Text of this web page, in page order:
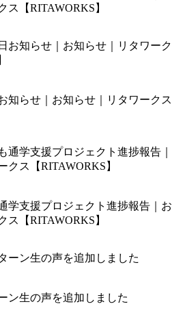
ス【RITAWORKS】
知らせ｜お知らせ｜リタワークス
学支援プロジェクト進捗報告｜お
ス【RITAWORKS】
ン生の声を追加しました